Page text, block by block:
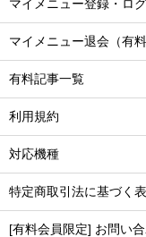
マイメニュー登録・ロ
マイメニュー退会（有料
有料記事一覧
利用規約
対応機種
特定商取引法に基づく
[有料会員限定] お問い